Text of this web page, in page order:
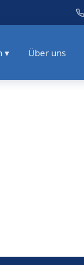
▾ Über uns